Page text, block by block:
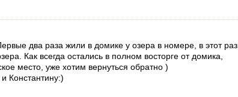
два раза жили в домике у озера в номере, в этот раз
Как всегда остались в полном восторге от домика,
место, уже хотим вернуться обратно )
Константину:)